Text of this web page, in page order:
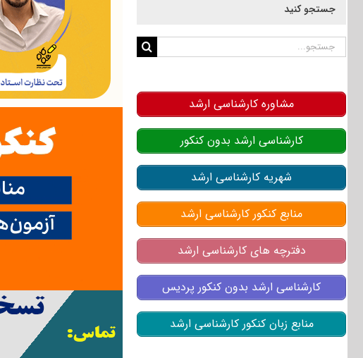
جستجو کنید
جستجو
مشاوره کارشناسی ارشد
کارشناسی ارشد بدون کنکور
شهریه کارشناسی ارشد
منابع کنکور کارشناسی ارشد
دفترچه های کارشناسی ارشد
کارشناسی ارشد بدون کنکور پردیس
منابع زبان کنکور کارشناسی ارشد